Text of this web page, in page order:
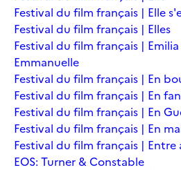
Festival du film français | Elle
Festival du film français | Elles
Festival du film français | Emilia
Emmanuelle
Festival du film français | En
Festival du film français | En
Festival du film français | En
Festival du film français | En
Festival du film français | Entre
EOS: Turner & Constable